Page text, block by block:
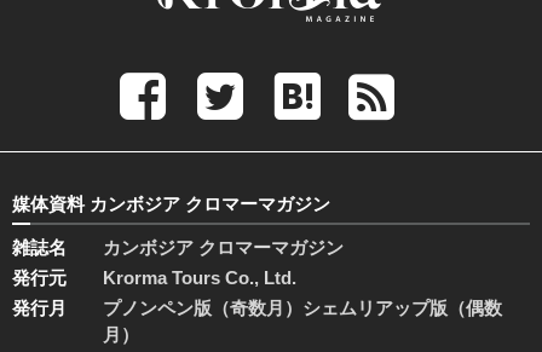
媒体資料 カンボジア クロマーマガジン
雑誌名
カンボジア クロマーマガジン
発行元
Krorma Tours Co., Ltd.
発行月
プノンペン版（奇数月）シェムリアップ版（偶数
月）